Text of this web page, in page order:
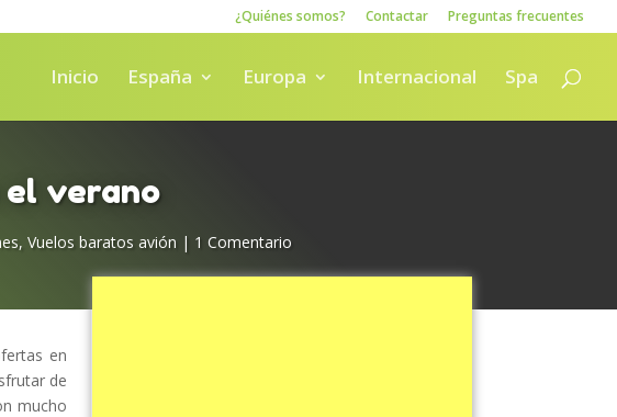
¿Quiénes somos? Contactar Preguntas frecuentes
Inicio España Europa Internacional Spa
verano
, Vuelos baratos avión | 1 Comentario
en
de
mucho